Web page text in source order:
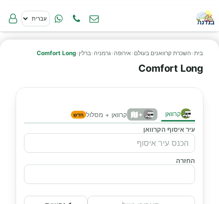
בית› השכרת קרוואנים בעולם › אירופה ›גרמניה ›ברלין ›
Comfort Long
Comfort Long
קרוואן + קרוואן + מסלול חדש
עיר איסוף הקרוואן
החזרה